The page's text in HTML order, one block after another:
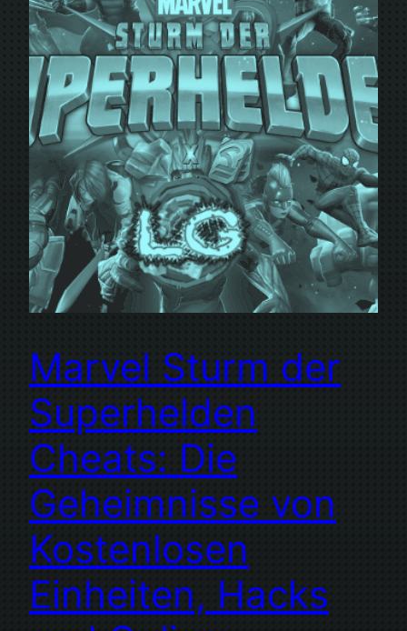
Marvel Sturm der
Superhelden
Cheats: Die
Geheimnisse von
Kostenlosen
Einheiten, Hacks